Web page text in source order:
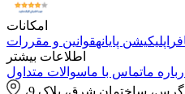
امکانات
اپلیکیشن پایانهقوانین و مقررات
اطلاعات بیشتر
ماتماس با ماسوالات متداول